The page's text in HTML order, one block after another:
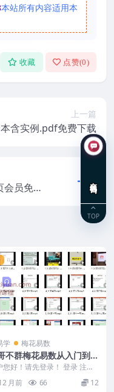
本站所有内容适用本
收藏 点赞(0)
上一篇
含实例.pdf免费下载
员免费
学 梅花易数
不群梅花易数从入门到熟
疯狂的易经】，视频音频
+课件Y
您好！请先登录！ 登录 注册
不群梅花易数从入门到熟练
狂的易经】，视...
月前 66 12
TOP